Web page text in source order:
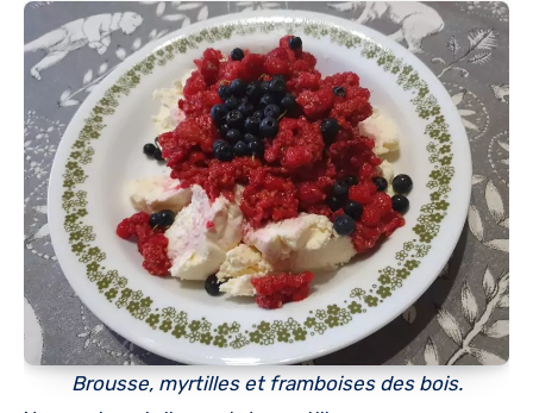
Brousse, myrtilles et framboises des bois.